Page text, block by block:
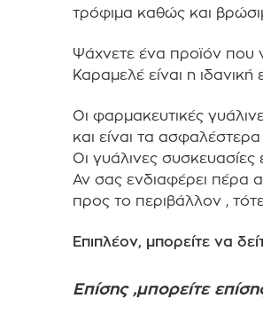
τρόφιμα καθώς και
Ψάχνετε ένα προϊόν που
Καραμελέ είναι η
Οι φαρμακευτικές
και είναι τα
Οι γυάλινες
Αν σας ενδιαφέρει πέρα
προς το περιβάλλον ,
Επιπλέον, μπορείτε να
Επίσης ,μπορείτε